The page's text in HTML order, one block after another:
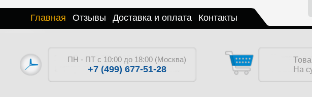
Главная Отзывы Доставка и оплата Контакты
ПН - ПТ с 10:00 до 18:00 (Москва)
+7 (499) 677-51-28
На